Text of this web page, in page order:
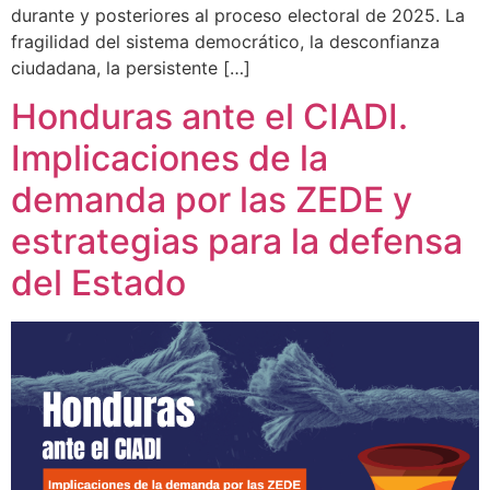
durante y posteriores al proceso electoral de 2025. La
fragilidad del sistema democrático, la desconfianza
ciudadana, la persistente […]
Honduras ante el CIADI.
Implicaciones de la
demanda por las ZEDE y
estrategias para la defensa
del Estado